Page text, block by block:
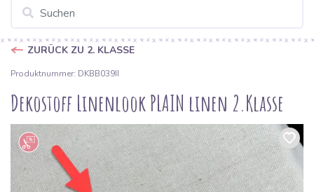
ZURÜCK ZU 2. KLASSE
Produktnummer: DKBB039II
Dekostoff Linenlook PLAIN linen 2.Klasse